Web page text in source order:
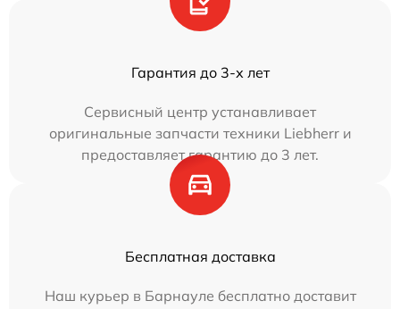
Гарантия до 3-х лет
Сервисный центр устанавливает
оригинальные запчасти техники Liebherr и
предоставляет гарантию до 3 лет.
Бесплатная доставка
Наш курьер в Барнауле бесплатно доставит